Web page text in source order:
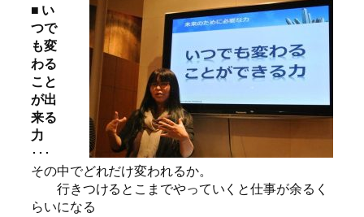
■ い
つで
も変
わる
こと
が出
来る
力
･･･
その中でどれだけ変われるか。
行きつけるとこまでやっていくと仕事が余るく
らいになる